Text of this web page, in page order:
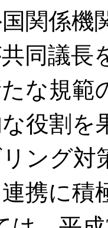
関係機
同議長
な規範
役割を
ング対
携に積